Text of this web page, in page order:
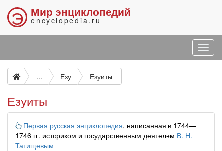
Э Мир энциклопедий
encyclopedia.ru
... Езу Езуиты
Езуиты
Информация
Первая русская энциклопедия, написанная в 1744—
1746 гг. историком и государственным деятелем В. Н.
Татищевым